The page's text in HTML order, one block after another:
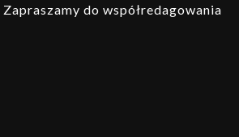
do współredagowania